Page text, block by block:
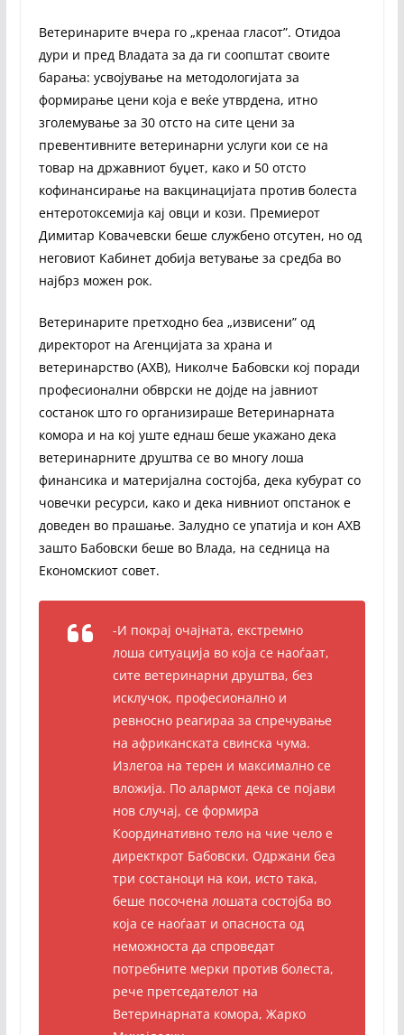
Ветеринарите вчера го „кренаа гласот”. Отидоа
дури и пред Владата за да ги соопштат своите
барања: усвојување на методологијата за
формирање цени која е веќе утврдена, итно
зголемување за 30 отсто на сите цени за
превентивните ветеринарни услуги кои се на
товар на државниот буџет, како и 50 отсто
кофинансирање на вакцинацијата против болеста
ентеротоксемија кај овци и кози. Премиерот
Димитар Ковачевски беше службено отсутен, но од
неговиот Кабинет добија ветување за средба во
најбрз можен рок.
Ветеринарите претходно беа „извисени” од
директорот на Агенцијата за храна и
ветеринарство (АХВ), Николче Бабовски кој поради
професионални обврски не дојде на јавниот
состанок што го организираше Ветеринарната
комора и на кој уште еднаш беше укажано дека
ветеринарните друштва се во многу лоша
финансика и материјална состојба, дека кубурат со
човечки ресурси, како и дека нивниот опстанок е
доведен во прашање. Залудно се упатија и кон АХВ
зашто Бабовски беше во Влада, на седница на
Економскиот совет.
-И покрај очајната, екстремно
лоша ситуација во која се наоѓаат,
сите ветеринарни друштва, без
исклучок, професионално и
ревносно реагираа за спречување
на африканската свинска чума.
Излегоа на терен и максимално се
вложија. По алармот дека се појави
нов случај, се формира
Координативно тело на чие чело е
директкрот Бабовски. Одржани беа
три состаноци на кои, исто така,
беше посочена лошата состојба во
која се наоѓаат и опасноста од
неможноста да спроведат
потребните мерки против болеста,
рече претседателот на
Ветеринарната комора, Жарко